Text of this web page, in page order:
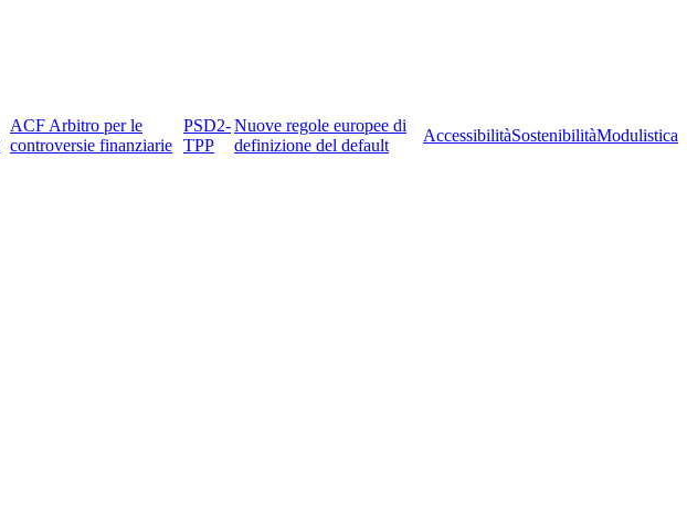
ACF Arbitro per le
controversie finanziarie
PSD2-
TPP
Nuove regole europee di
definizione del default
AccessibilitàSostenibilitàModulistica